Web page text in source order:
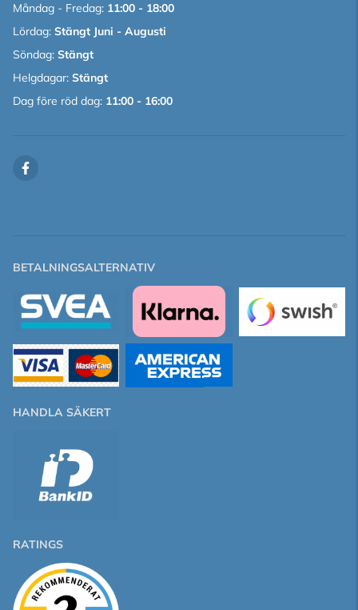
Måndag - Fredag: 11:00 - 18:00
Lördag: Stängt Juni - Augusti
Söndag: Stängt
Helgdagar: Stängt
Dag före röd dag: 11:00 - 16:00
BETALNINGSALTERNATIV
HANDLA SÄKERT
RATINGS